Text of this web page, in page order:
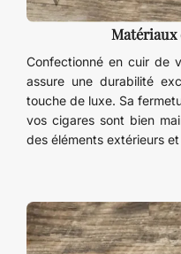
Matériaux
Confectionné en cuir de
assure une durabilité
touche de luxe. Sa
vos cigares sont bien
des éléments extérieurs